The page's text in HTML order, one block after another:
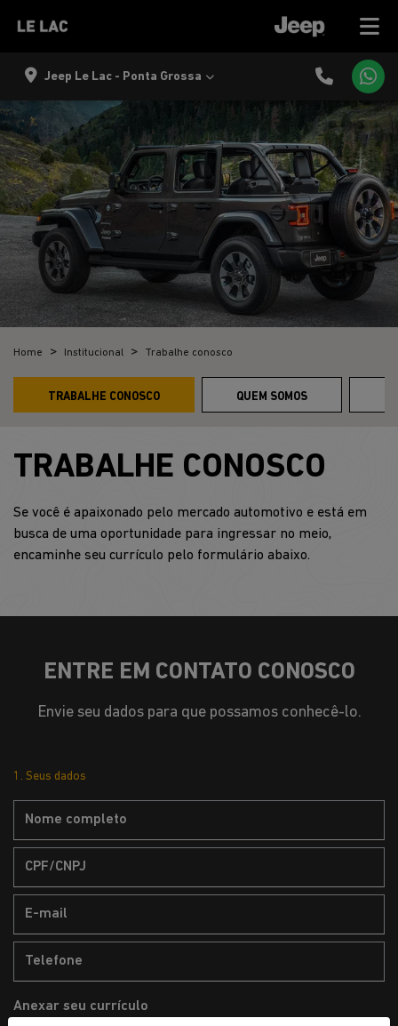
Jeep Le Lac - Ponta Grossa
Home Institucional Trabalhe conosco
QUEM SOMOS
TRABALHE CONOSCO
TRABALHE CONOSCO
Se você é apaixonado pelo mercado automotivo e está em
busca de uma oportunidade para ingressar no meio,
encaminhe seu currículo pelo formulário abaixo.
ENTRE EM CONTATO CONOSCO
Envie seu dados para que possamos conhecê-lo.
1. Seus dados
Anexar seu currículo